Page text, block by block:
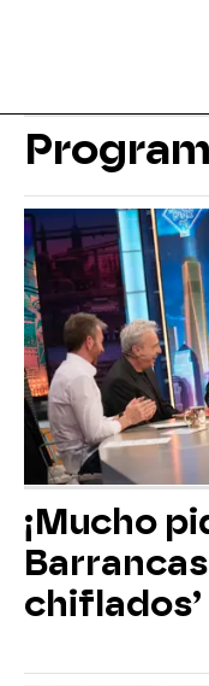
¡Mucho
chiflados’